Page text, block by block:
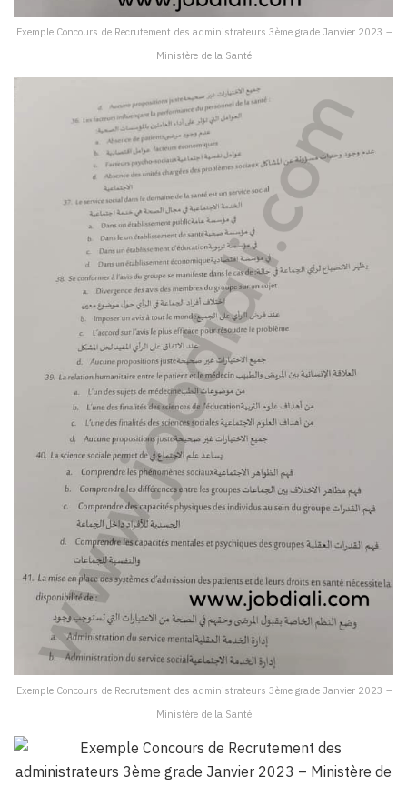
Exemple Concours de Recrutement des administrateurs 3ème grade Janvier 2023 –
Ministère de la Santé
Exemple Concours de Recrutement des administrateurs 3ème grade Janvier 2023 –
Ministère de la Santé